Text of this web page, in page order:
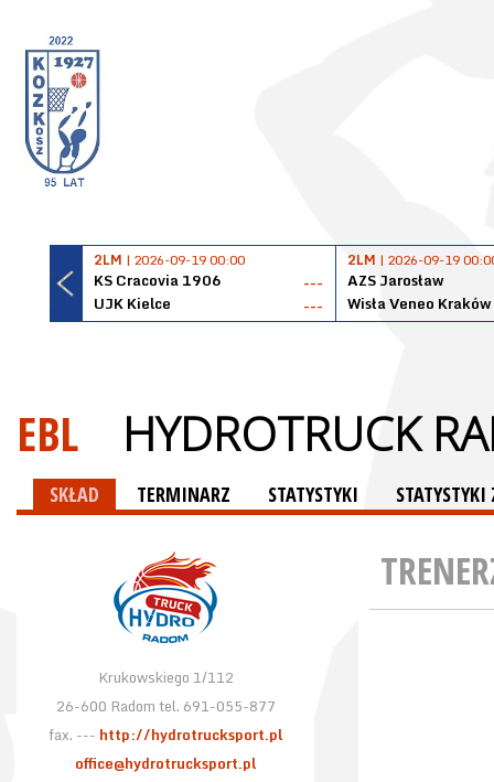
2LM | 2026-09-19 00:00
KS Cracovia 1906
---
UJK Kielce
---
2LM | 2026-09-19
AZS Jarosław
Wisła Veneo Kraków
EBL HYDROTRUCK
SKŁAD TERMINARZ STATYSTYKI
Krukowskiego 1/112
26-600 Radom tel. 691-055-877
fax. --- http://hydrotrucksport.pl
office@hydrotrucksport.pl